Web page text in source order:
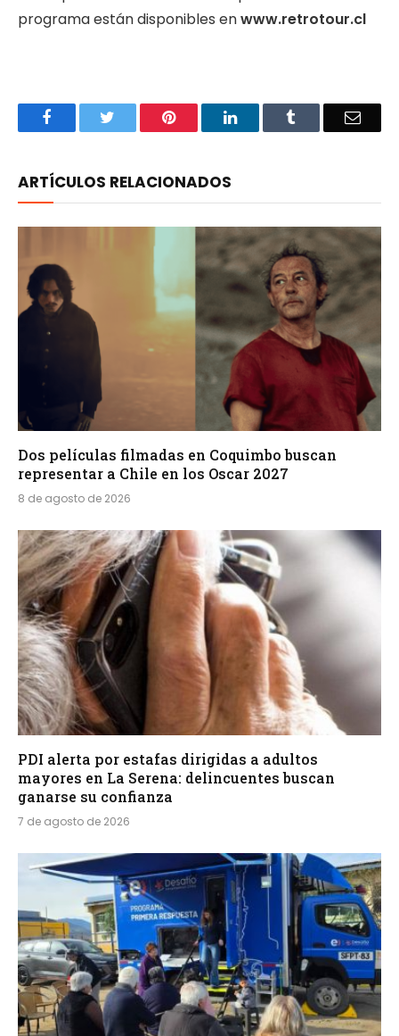
programa están disponibles enwww.retrotour.cl
Facebook Pinterest LinkedIn Email
ARTÍCULOS RELACIONADOS
Dos películas filmadas en Coquimbo buscan
representar a Chile en los Oscar 2027
8 de agosto de 2026
PDI alerta por estafas dirigidas a adultos
mayores en La Serena: delincuentes buscan
ganarse su confianza
7 de agosto de 2026